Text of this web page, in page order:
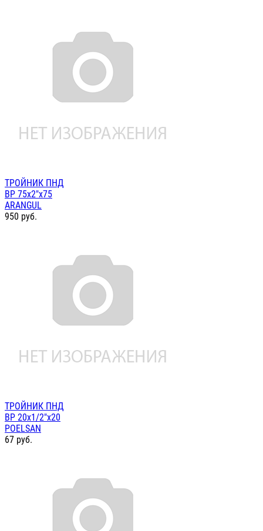
ТРОЙНИК ПНД
ВР 75х2"х75
ARANGUL
950 руб.
ТРОЙНИК ПНД
ВР 20х1/2"х20
POELSAN
67 руб.